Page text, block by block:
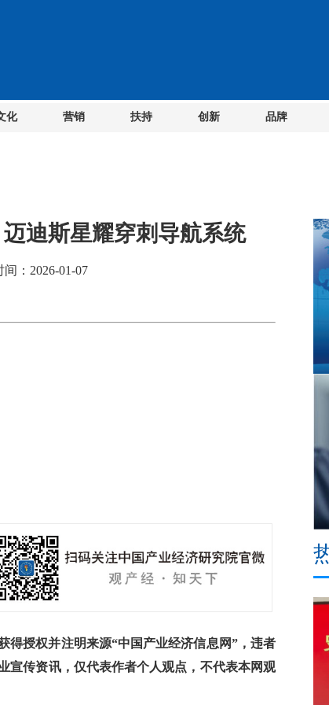
化 营销 扶持 创新 品牌
迪斯星耀穿刺导航系统
：2026-01-07
授权并注明来源“中国产业经济信息网”，违者
宣传资讯，仅代表作者个人观点，不代表本网观